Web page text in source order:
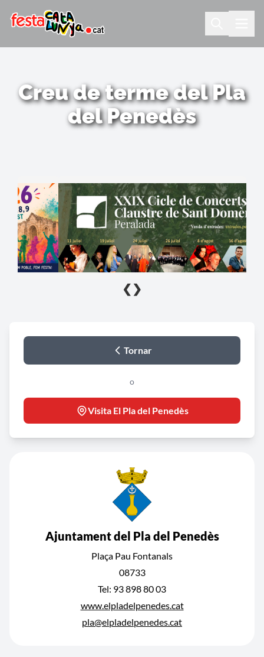
Creu de terme del Pla
del Penedès
❮ ❯
Tornar
o
Visita El Pla del Penedès
Ajuntament del Pla del Penedès
Plaça Pau Fontanals
08733
Tel: 93 898 80 03
www.elpladelpenedes.cat
pla@elpladelpenedes.cat